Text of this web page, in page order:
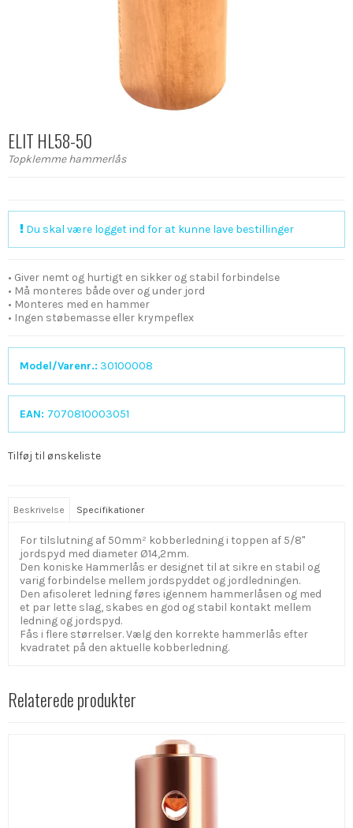
ELIT HL58-50
Topklemme hammerlås
Du skal være logget ind for at kunne lave bestillinger
• Giver nemt og hurtigt en sikker og stabil forbindelse
• Må monteres både over og under jord
• Monteres med en hammer
• Ingen støbemasse eller krympeflex
Model/Varenr.: 30100008
EAN: 7070810003051
Tilføj til ønskeliste
Beskrivelse Specifikationer
For tilslutning af 50mm² kobberledning i toppen af 5/8"
jordspyd med diameter Ø14,2mm.
Den koniske Hammerlås er designet til at sikre en stabil og
varig forbindelse mellem jordspyddet og jordledningen.
Den afisoleret ledning føres igennem hammerlåsen og med
et par lette slag, skabes en god og stabil kontakt mellem
ledning og jordspyd.
Fås i flere størrelser. Vælg den korrekte hammerlås efter
kvadratet på den aktuelle kobberledning.
Relaterede produkter